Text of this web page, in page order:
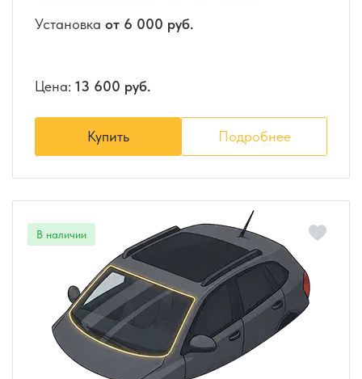
Установка от 6 000 руб.
Цена: 13 600 руб.
Купить Подробнее